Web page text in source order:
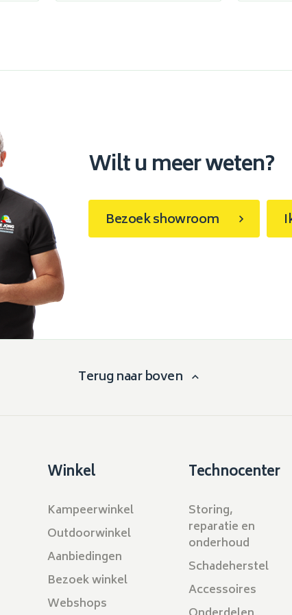
Wilt u meer weten?
Bezoek showroom
Terug naar boven
Winkel
Kampeerwinkel
Outdoorwinkel
Aanbiedingen
Bezoek winkel
Webshops
Technocenter
Storing,
reparatie en
onderhoud
Schadeherstel
Accessoires